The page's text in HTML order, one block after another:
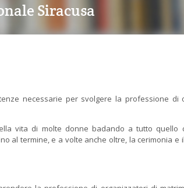
Siracusa
necessarie per svolgere la professione di
vita di molte donne badando a tutto quello
al termine, e a volte anche oltre, la cerimonia e